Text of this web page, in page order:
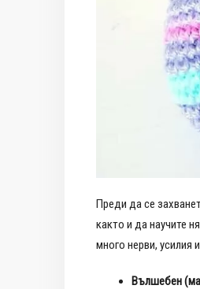
Преди да се
както и да научите
много нерви, усилия
Вълшебен